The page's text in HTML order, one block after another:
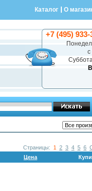
Каталог О
+7 (495) 933-
с
Страницы: 1 2 3 4 5 6
Цена